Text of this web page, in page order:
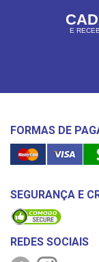
E
FORMAS DE
SEGURANÇA E
REDES SOCIAIS